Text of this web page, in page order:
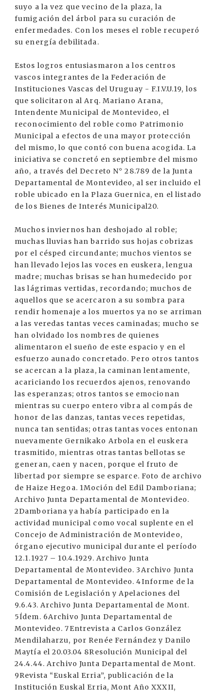
suyo a la vez que vecino de la plaza, la
fumigación del árbol para su curación de
enfermedades. Con los meses el roble recuperó
su energía debilitada.
Estos logros entusiasmaron a los centros
vascos integrantes de la Federación de
Instituciones Vascas del Uruguay - F.I.V.U.19, los
que solicitaron al Arq. Mariano Arana,
Intendente Municipal de Montevideo, el
reconocimiento del roble como Patrimonio
Municipal a efectos de una mayor protección
del mismo, lo que contó con buena acogida. La
iniciativa se concretó en septiembre del mismo
año, a través del Decreto N° 28.789 de la Junta
Departamental de Montevideo, al ser incluido el
roble ubicado en la Plaza Guernica, en el listado
de los Bienes de Interés Municipal20.
Muchos inviernos han deshojado al roble;
muchas lluvias han barrido sus hojas cobrizas
por el césped circundante; muchos vientos se
han llevado lejos las voces en euskera, lengua
madre; muchas brisas se han humedecido por
las lágrimas vertidas, recordando; muchos de
aquellos que se acercaron a su sombra para
rendir homenaje a los muertos ya no se arriman
a las veredas tantas veces caminadas; mucho se
han olvidado los nombres de quienes
alimentaron el sueño de este espacio y en el
esfuerzo aunado concretado. Pero otros tantos
se acercan a la plaza, la caminan lentamente,
acariciando los recuerdos ajenos, renovando
las esperanzas; otros tantos se emocionan
mientras su cuerpo entero vibra al compás de
honor de las danzas, tantas veces repetidas,
nunca tan sentidas; otras tantas voces entonan
nuevamente Gernikako Arbola en el euskera
trasmitido, mientras otras tantas bellotas se
generan, caen y nacen, porque el fruto de
libertad por siempre se esparce. Foto de archivo
de Haize Hegoa. 1Moción del Edil Damboriana;
Archivo Junta Departamental de Montevideo.
2Damboriana ya había participado en la
actividad municipal como vocal suplente en el
Concejo de Administración de Montevideo,
órgano ejecutivo municipal durante el período
12.1.1927 – 10.4.1929. Archivo Junta
Departamental de Montevideo. 3Archivo Junta
Departamental de Montevideo. 4Informe de la
Comisión de Legislación y Apelaciones del
9.6.43. Archivo Junta Departamental de Mont.
5Ídem. 6Archivo Junta Departamental de
Montevideo. 7Entrevista a Carlos González
Mendilaharzu, por Renée Fernández y Danilo
Maytía el 20.03.04 8Resolución Municipal del
24.4.44. Archivo Junta Departamental de Mont.
9Revista “Euskal Erria”, publicación de la
Institución Euskal Erria, Mont Año XXXII,